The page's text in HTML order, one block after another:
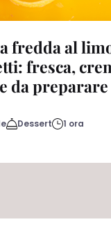
fredda al
fresca,
da preparare
Dessert 1 ora